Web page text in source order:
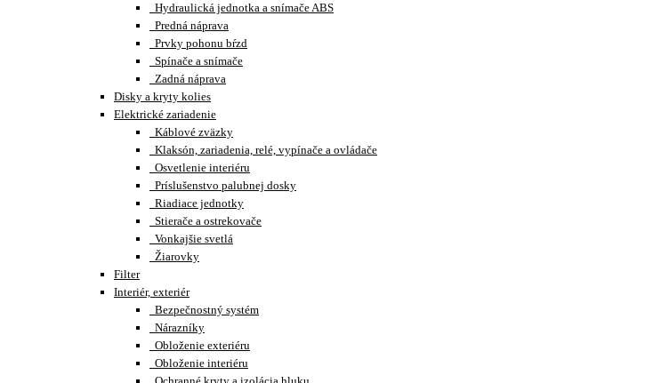
Hydraulická jednotka a snímače ABS
Predná náprava
Prvky pohonu bŕzd
Spínače a snímače
Zadná náprava
Disky a kryty kolies
Elektrické zariadenie
Káblové zväzky
Klaksón, zariadenia, relé, vypínače a ovládače
Osvetlenie interiéru
Príslušenstvo palubnej dosky
Riadiace jednotky
Stierače a ostrekovače
Vonkajšie svetlá
Žiarovky
Filter
Interiér, exteriér
Bezpečnostný systém
Nárazníky
Obloženie exteriéru
Obloženie interiéru